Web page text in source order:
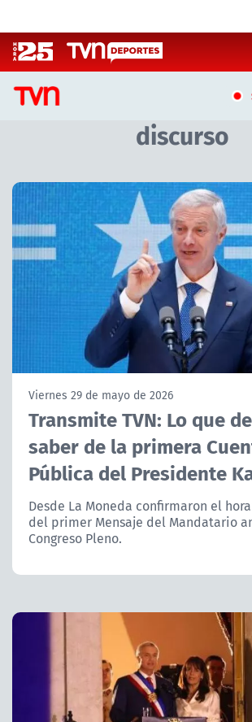
CASTING MASTERCHEF CHILE
CASTING TVN VERTICAL
TVN VERTICAL
TVN PLAY
TELESERIES
ACTUALIDAD Y TENDENCIAS
CORPORATIVO Y TRANSPARENCIA
CANAL DE DENUNCIAS
discurso
Artículos relacionados con discurso
Viernes 29 de mayo de 2026
Transmite TVN: Lo que
saber de la primera
Pública del Presidente
Desde La Moneda confirmaron el
del primer Mensaje del Mandatario
Congreso Pleno.